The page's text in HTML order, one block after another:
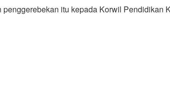
penggerebekan itu kepada Korwil Pendidikan